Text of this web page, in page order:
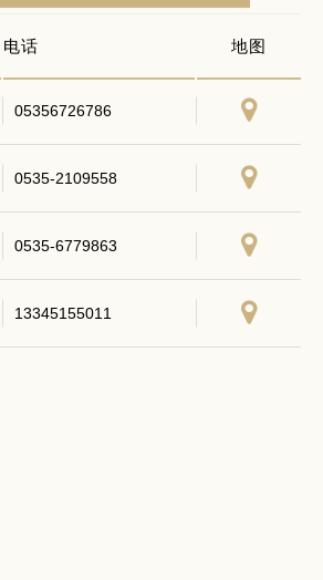
电话 地图
05356726786
0535-2109558
0535-6779863
13345155011